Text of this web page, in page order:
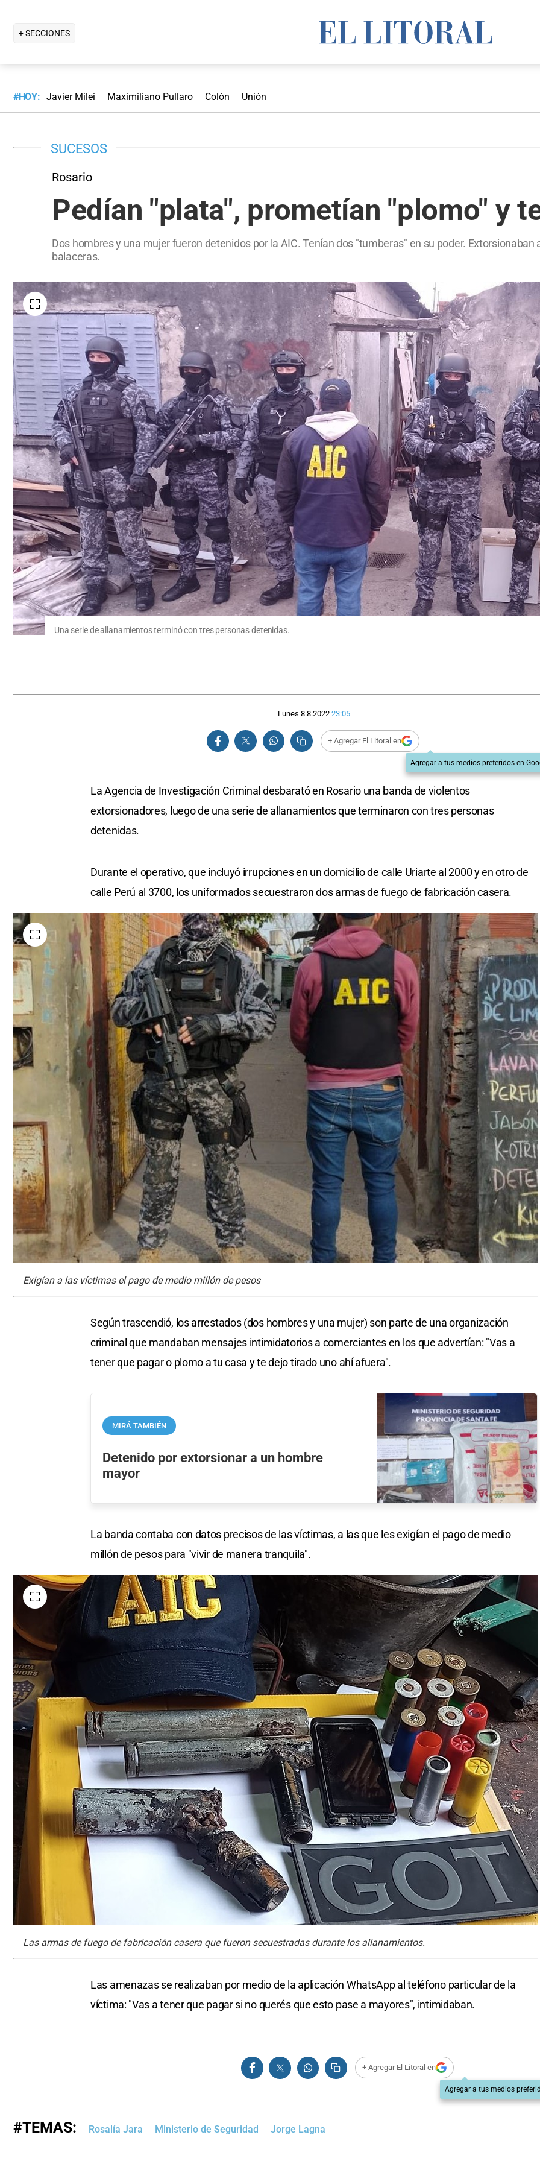
+ SECCIONES
#HOY: Javier Milei Maximiliano Pullaro Colón Unión
SUCESOS
Rosario
Pedían "plata", prometían "plomo" y
Dos hombres y una mujer fueron detenidos por la AIC. Tenían dos "tumberas" en su poder.
balaceras.
Una serie de allanamientos terminó con tres personas detenidas.
Lunes 8.8.2022 23:05
+ Agregar El Litoral en
Agregar a tus medios preferidos en
La Agencia de Investigación Criminal desbarató en Rosario una banda de violentos
extorsionadores, luego de una serie de allanamientos que terminaron con tres personas
detenidas.
Durante el operativo, que incluyó irrupciones en un domicilio de calle Uriarte al 2000 y en otro de
calle Perú al 3700, los uniformados secuestraron dos armas de fuego de fabricación casera.
Exigían a las víctimas el pago de medio millón de pesos
Según trascendió, los arrestados (dos hombres y una mujer) son parte de una organización
criminal que mandaban mensajes intimidatorios a comerciantes en los que advertían: "Vas a
tener que pagar o plomo a tu casa y te dejo tirado uno ahí afuera".
MIRÁ TAMBIÉN
Detenido por extorsionar a un hombre
mayor
La banda contaba con datos precisos de las víctimas, a las que les exigían el pago de medio
millón de pesos para "vivir de manera tranquila".
Las armas de fuego de fabricación casera que fueron secuestradas durante los allanamientos.
Las amenazas se realizaban por medio de la aplicación WhatsApp al teléfono particular de la
víctima: "Vas a tener que pagar si no querés que esto pase a mayores", intimidaban.
+ Agregar El Litoral en
Agregar a tus medios
#TEMAS: Rosalía Jara Ministerio de Seguridad Jorge Lagna